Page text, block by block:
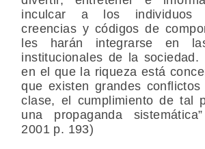
inculcar a los individuos
creencias y códigos de
les harán integrarse en
institucionales de la sociedad.
en el que la riqueza está
que existen grandes
clase, el cumplimiento de tal
una propaganda
2001 p. 193)